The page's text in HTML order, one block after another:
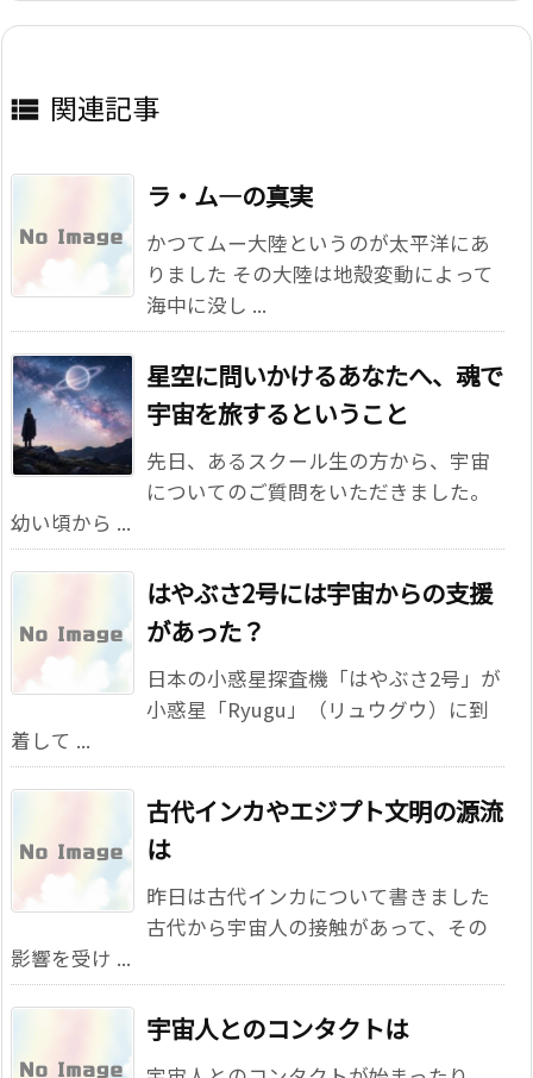
 関連記事
ラ・ム―の真実
かつてムー大陸というのが太平洋にあ
りました その大陸は地殻変動によって
海中に没し ...
星空に問いかけるあなたへ、魂で
宇宙を旅するということ
先日、あるスクール生の方から、宇宙
についてのご質問をいただきました。
幼い頃から ...
はやぶさ2号には宇宙からの支援
があった？
日本の小惑星探査機「はやぶさ2号」が
小惑星「Ryugu」（リュウグウ）に到
着して ...
古代インカやエジプト文明の源流
は
昨日は古代インカについて書きました
古代から宇宙人の接触があって、その
影響を受け ...
宇宙人とのコンタクトは